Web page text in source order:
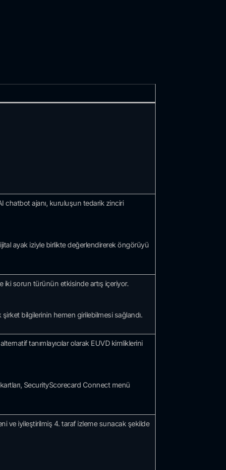
chatbot ajanı, kuruluşun tedarik zinciri
ayak iziyle birlikte değerlendirerek öngörüyü
iki sorun türünün etkisinde artış içeriyor.
bilgilerinin hemen girilebilmesi sağlandı.
tanımlayıcılar olarak EUVD kimliklerini
SecurityScorecard Connect menü
ve iyileştirilmiş 4. taraf izleme sunacak şekilde